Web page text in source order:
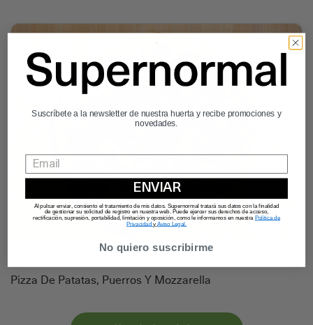
Pizza De Patatas, Puerros Y Mozzarella
Suscríbete a la newsletter de nuestra huerta y recibe promociones y
novedades.
ENVIAR
Al pulsar enviar, consiento el tratamiento de mis datos. Supernormal tratará sus datos con la finalidad
de gestionar su solicitud de registro en nuestra web. Puede ejercer sus derechos de acceso,
rectificación, supresión, portabilidad, limitación y oposición, como le informamos en nuestra Política de
Privacidady Aviso Legal.
No quiero suscribirme